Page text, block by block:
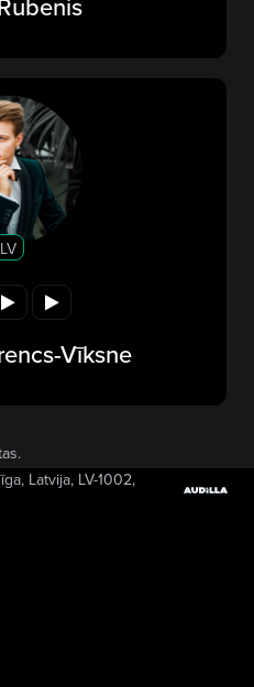
LV
Vīksne
Latvija, LV-1002,